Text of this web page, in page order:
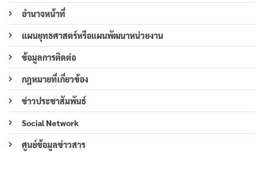
อำนาจหน้าที่
แผนยุทธศาสตร์หรือแผนพัฒนาหน่วยงาน
ข้อมูลการติดต่อ
กฎหมายที่เกี่ยวข้อง
ข่าวประชาสัมพันธ์
Social Network
ศูนย์ข้อมูลข่าวสาร